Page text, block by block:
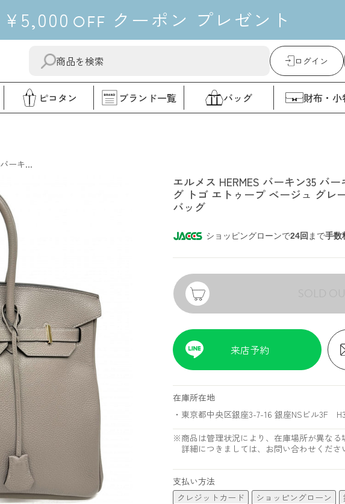
¥5,000 OFF クーポン プレゼント
送
す
る
"閉
る"
ログイン
ピコタン ブランド一覧 バッグ 財布・小
ーキ...
エルメス HERMES バーキン35 バ
グ トゴ エトゥープ ベージュ グレ
バッグ
ショッピングローンで24回 まで手数
来店予約
在庫所在地
・東京都中央区銀座3-7-16 銀座NSビル3F
※商品は管理状況により、在庫場所が異なる
詳細につきましては、お問い合わせくださ
支払い方法
クレジットカード
ショッピングローン